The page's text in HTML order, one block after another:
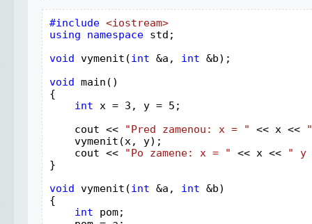
#include
using namespace std;
void vymenit(int &a, int &b);
void main()
{
int x = 3, y = 5;
    cout <<
"Pred zamenou: x = " << x <<
    vymenit(x, y);
    cout <<
"Po zamene: x = " << x <<
"
}
void vymenit(int &a, int &b)
{
int pom;